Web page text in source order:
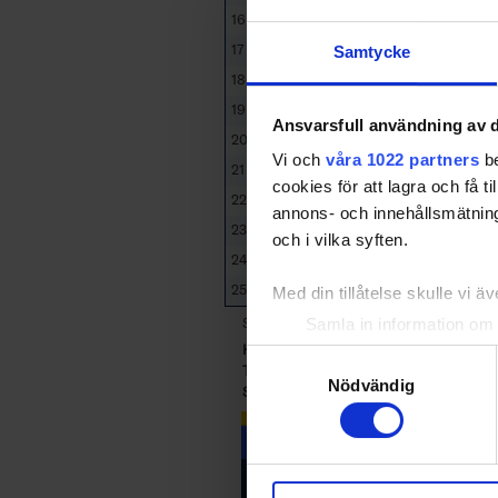
Samtycke
Ansvarsfull användning av
Vi och våra 1022 partners
cookies för att lagra och få
annons- och
och i vilka syften.
Med din tillåtelse skulle vi
Samla in information
Identifiera din enhet
Ta reda på mer om hur
eller dra tillbaka ditt
Vi använder
sociala medier och
Nödvändig
16
79 Backman, Emil
17
Andre, Filip
18
7 Johansson, Linus
19
20
21
27 Henriksson, Tobias
22
Nilsson, Joakim
23
24
25
65 Thor, Oskar
Sorted by higherT otalPoints,Goals,A
HAL- Halmstad HF
TRO
SKÖ
- Skövde IK